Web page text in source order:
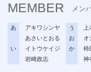
MEMBER メン
あ
アキワシンヤ
あさいとおる
い
イトウケイジ
岩崎政志
う
お
オ
か
柿
神